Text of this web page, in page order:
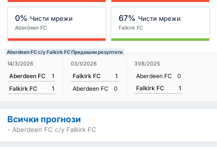
0% Чисти мрежи
Aberdeen FC
67% Чисти мрежи
Falkirk FC
Aberdeen FC с/у Falkirk FC Предишни резултати
14/3/2026
Aberdeen FC
1
Falkirk FC
1
03/1/2026
Falkirk FC
1
Aberdeen FC
0
31/8/2025
Aberdeen FC
0
Falkirk FC
1
Всички прогнози
- Aberdeen FC с/у Falkirk FC